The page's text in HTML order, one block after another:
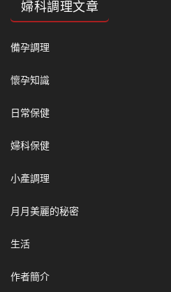
婦科調理文章
備孕調理
懷孕知識
日常保健
婦科保健
小產調理
月月美麗的秘密
生活
作者簡介